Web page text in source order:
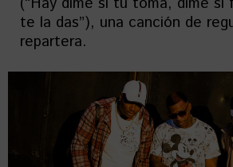
te la das”), una canción de
repartera.